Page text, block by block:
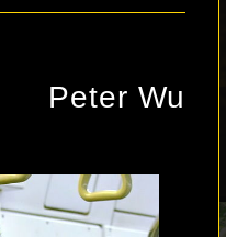
Peter Wu